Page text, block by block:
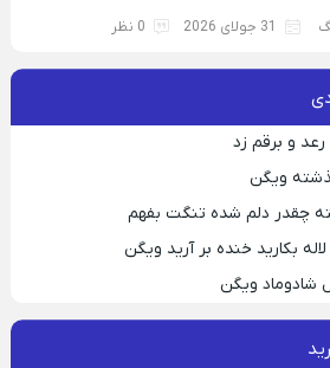
31 جولای 2026 0 نظر
و برقم زد
ویگن
چقدر دلم شده تنگت بفهم
بکارید خنده بر آرید ویگن
شادوماد ویگن